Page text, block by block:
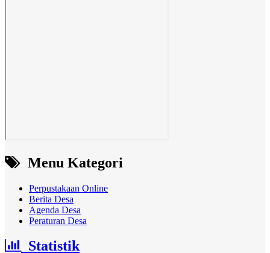
Menu Kategori
Perpustakaan Online
Berita Desa
Agenda Desa
Peraturan Desa
Statistik